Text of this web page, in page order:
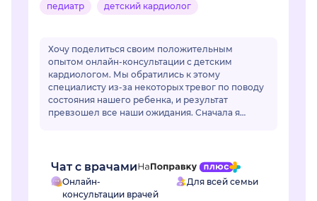
педиатр детский кардиолог
Хочу поделиться своим положительным
опытом онлайн-консультации с детским
кардиологом. Мы обратились к этому
специалисту из-за некоторых тревог по поводу
состояния нашего ребенка, и результат
превзошел все наши ожидания. Сначала я
Чат с врачами
Онлайн-
консультации врачей
Для всей семьи